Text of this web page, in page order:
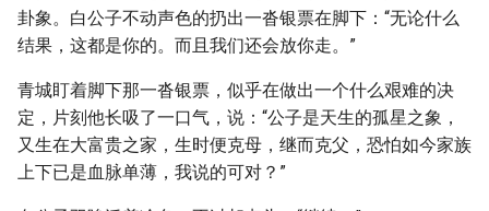
卦象。白公子不动声色的扔出一沓银票在脚下：“无论什么
结果，这都是你的。而且我们还会放你走。”
青城盯着脚下那一沓银票，似乎在做出一个什么艰难的决
定，片刻他长吸了一口气，说：“公子是天生的孤星之象，
又生在大富贵之家，生时便克母，继而克父，恐怕如今家族
上下已是血脉单薄，我说的可对？”